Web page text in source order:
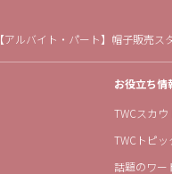
【アルバイト・パート】帽子販売
お役立ち情
TWCスカウ
TWCトピッ
話題のワー